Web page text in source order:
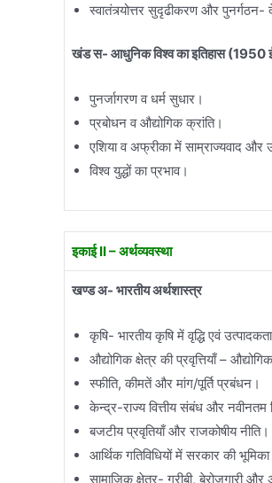
स्वातंत्र्योत्तर सुदृढीकरण और पुनर्गठन-
खंड स- आधुनिक विश्व का इतिहास(1950
पुनर्जागरण व धर्म सुधार।
प्रबोधन व औद्योगिक क्रांति।
एशिया व अफ्रीका में साम्राज्यवाद और
विश्व युद्धों का प्रभाव।
इकाई II – अर्थव्यवस्था
खण्ड अ- भारतीय अर्थशास्त्र
कृषि- भारतीय कृषि में वृद्धि एवं
औद्योगिक क्षेत्र की प्रवृत्तियाँ –
स्फीति, कीमतें और मांग/पूर्ति प्रबंधन।
केन्द्र-राज्य वित्तीय संबंध और नवीनतम
बजटीय प्रवृतियाँ और राजकोषीय
आर्थिक गतिविधियों में सरकार की
सामाजिक क्षेत्र- गरीबी, बेरोजगारी